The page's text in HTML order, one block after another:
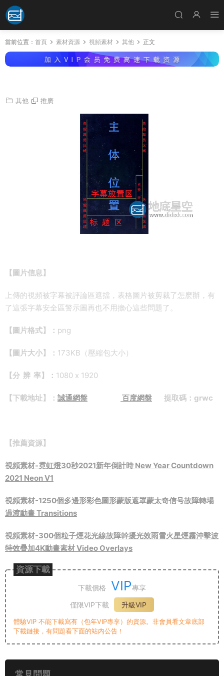
當前位置： 首頁 素材資源 視頻素材 其他 正文
其他 推廣
【圖片信息】
上傳的視頻被字幕被評論區遮擋，表格圖片被剪裁了怎麽辦，有
了這張字幕安全區警示圖再也不用擔心這些問題了。
【圖片格式】： png
【圖片大小】： 173KB（壓縮包大小）
【分 辨 率】： 1080 x 1920
【下載地址】： 誠通網盤 百度網盤 提取碼：grwc
【推薦資源】
視頻素材-霓虹燈30秒2021新年倒計時 New Year Countdown
2021 Neon V1
視頻素材-1250個多邊形彩色圖形蒙版遮罩蒙太奇信号故障轉場
過渡動畫 Transitions
視頻素材-300個粒子煙花光線故障幹擾光效雨雪火星煙霧沖擊波
特效疊加4K動畫素材 Video Overlays
資源下載
下載價格 VIP專享
僅限VIP下載
升級VIP
體驗VIP 不能下載寫有（包年VIP專享）的資源。非會員看文章底部
下載鏈接，有問題看下面的站内公告！